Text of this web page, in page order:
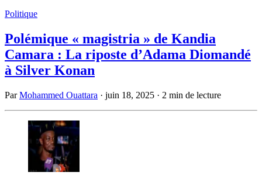
Politique
Polémique « magistria » de Kandia
Camara : La riposte d’Adama Diomandé
à Silver Konan
ParMohammed Ouattara · juin 18, 2025 · 2 min de lecture